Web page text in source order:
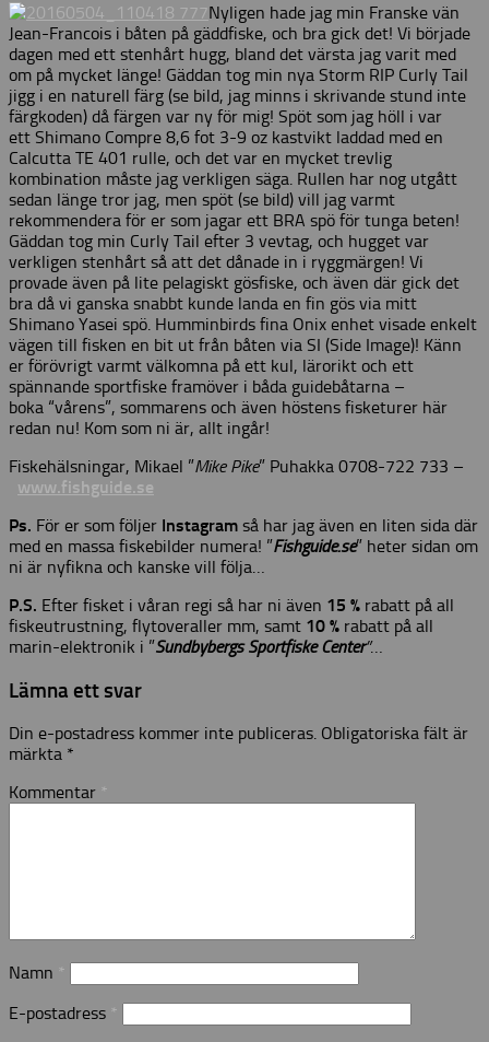
Nyligen hade jag min Franske vän
Jean-Francois i båten på gäddfiske, och bra gick det! Vi började
dagen med ett stenhårt hugg, bland det värsta jag varit med
om på mycket länge! Gäddan tog min nya Storm RIP Curly Tail
jigg i en naturell färg (se bild, jag minns i skrivande stund inte
färgkoden) då färgen var ny för mig! Spöt som jag höll i var
ett Shimano Compre 8,6 fot 3-9 oz kastvikt laddad med en
Calcutta TE 401 rulle, och det var en mycket trevlig
kombination måste jag verkligen säga. Rullen har nog utgått
sedan länge tror jag, men spöt (se bild) vill jag varmt
rekommendera för er som jagar ett BRA spö för tunga beten!
Gäddan tog min Curly Tail efter 3 vevtag, och hugget var
verkligen stenhårt så att det dånade in i ryggmärgen! Vi
provade även på lite pelagiskt gösfiske, och även där gick det
bra då vi ganska snabbt kunde landa en fin gös via mitt
Shimano Yasei spö. Humminbirds fina Onix enhet visade enkelt
vägen till fisken en bit ut från båten via SI (Side Image)! Känn
er förövrigt varmt välkomna på ett kul, lärorikt och ett
spännande sportfiske framöver i båda guidebåtarna –
boka “vårens”, sommarens och även höstens fisketurer här
redan nu! Kom som ni är, allt ingår!
Fiskehälsningar, Mikael ”Mike Pike” Puhakka 0708-722 733 –
www.fishguide.se
Ps. För er som följer Instagram så har jag även en liten sida där
med en massa fiskebilder numera! ”Fishguide.se” heter sidan om
ni är nyfikna och kanske vill följa…
P.S. Efter fisket i våran regi så har ni även 15 % rabatt på all
fiskeutrustning, flytoveraller mm, samt 10 % rabatt på all
marin-elektronik i ”Sundbybergs Sportfiske Center”…
Lämna ett svar
Din e-postadress kommer inte publiceras. Obligatoriska fält är
märkta *
Kommentar *
Namn *
E-postadress *